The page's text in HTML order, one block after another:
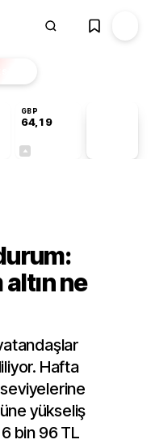
GBP
64,19
ne
Hafta
seviyelerine
yükseliş
6 bin 96 TL